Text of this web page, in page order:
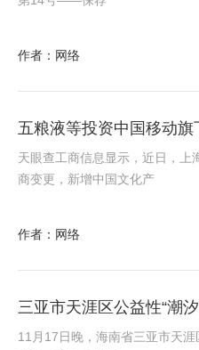
作者：网络
五粮液等投资中国移动旗
天眼查工商信息显示，近日，上
商变更，新增中国文化产
作者：网络
三亚市天涯区公益性“潮
11月17日晚，海南省三亚市天